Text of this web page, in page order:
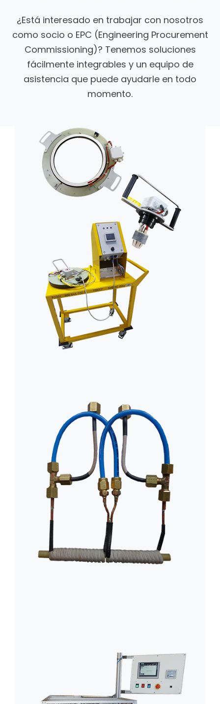
¿Está interesado en trabajar con nosotros
como socio o EPC (Engineering Procurement
Commissioning)? Tenemos soluciones
fácilmente integrables y un equipo de
asistencia que puede ayudarle en todo
momento.